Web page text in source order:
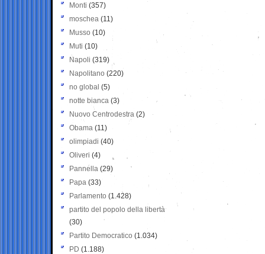
Monti (357)
moschea (11)
Musso (10)
Muti (10)
Napoli (319)
Napolitano (220)
no global (5)
notte bianca (3)
Nuovo Centrodestra (2)
Obama (11)
olimpiadi (40)
Oliveri (4)
Pannella (29)
Papa (33)
Parlamento (1.428)
partito del popolo della libertà
(30)
Partito Democratico (1.034)
PD (1.188)